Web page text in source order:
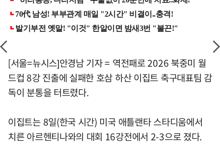
[서울=뉴시스]안경남 기자 = 역전패로 2026 북중미 월
드컵 8강 진출에 실패한 호삼 하산 이집트 축구대표팀 감
독이 분통을 터트렸다.
이집트는 8일(한국 시간) 미국 애틀랜타 스타디움에서
치른 아르헨티나와의 대회 16강전에서 2-3으로 졌다.